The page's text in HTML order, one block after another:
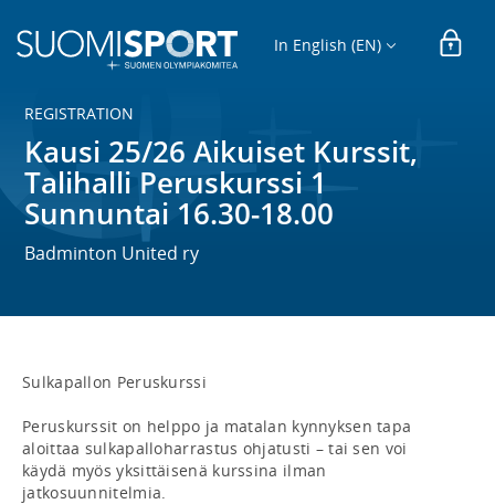
In English (EN)
REGISTRATION
Kausi 25/26 Aikuiset Kurssit,
Talihalli Peruskurssi 1
Sunnuntai 16.30-18.00
Badminton United ry
Sulkapallon Peruskurssi
Peruskurssit on helppo ja matalan kynnyksen tapa
aloittaa sulkapalloharrastus ohjatusti – tai sen voi
käydä myös yksittäisenä kurssina ilman
jatkosuunnitelmia.